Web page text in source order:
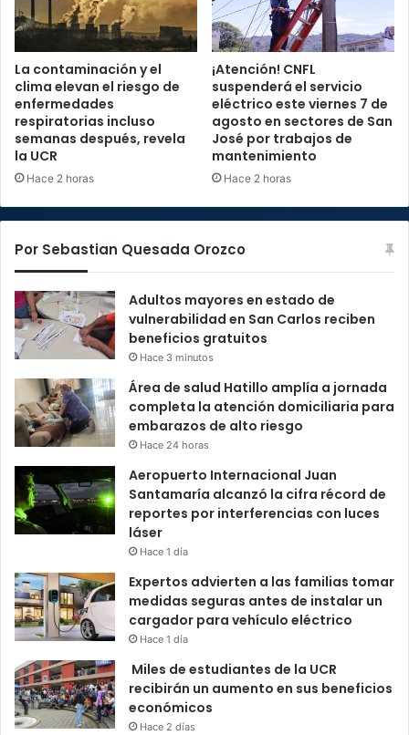
La contaminación y el
clima elevan el riesgo de
enfermedades
respiratorias incluso
semanas después, revela
la UCR
Hace 2 horas
¡Atención! CNFL
suspenderá el servicio
eléctrico este viernes 7 de
agosto en sectores de San
José por trabajos de
mantenimiento
Hace 2 horas
Por Sebastian Quesada Orozco
Adultos mayores en estado de
vulnerabilidad en San Carlos reciben
beneficios gratuitos
Hace 3 minutos
Área de salud Hatillo amplía a jornada
completa la atención domiciliaria para
embarazos de alto riesgo
Hace 24 horas
Aeropuerto Internacional Juan
Santamaría alcanzó la cifra récord de
reportes por interferencias con luces
láser
Hace 1 día
Expertos advierten a las familias tomar
medidas seguras antes de instalar un
cargador para vehículo eléctrico
Hace 1 día
Miles de estudiantes de la UCR
recibirán un aumento en sus beneficios
económicos
Hace 2 días